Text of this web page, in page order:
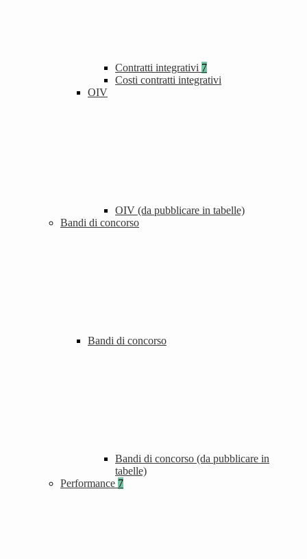
Contratti integrativi 7
Costi contratti integrativi
OIV
OIV (da pubblicare in tabelle)
Bandi di concorso
Bandi di concorso
Bandi di concorso (da pubblicare in
tabelle)
Performance 7